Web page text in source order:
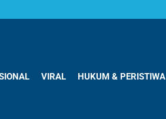
VIRAL HUKUM & PERISTIWA